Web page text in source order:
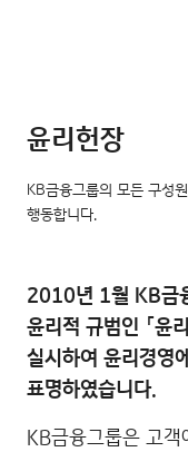
윤리헌장
KB금융그룹의 모든 구성
행동합니다.
2010년 1월 KB금
윤리적 규범인 「윤
실시하여 윤리경영
표명하였습니다.
KB금융그룹은 고